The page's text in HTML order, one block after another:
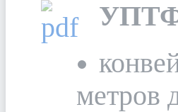
УПТФ
метров